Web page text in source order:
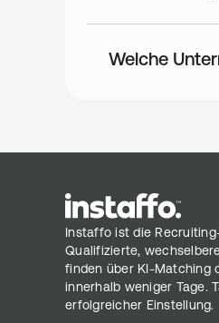
Welche
Instaffo ist die
Qualifizierte,
finden über KI-Matching
innerhalb weniger Tage.
erfolgreicher Einstellung.